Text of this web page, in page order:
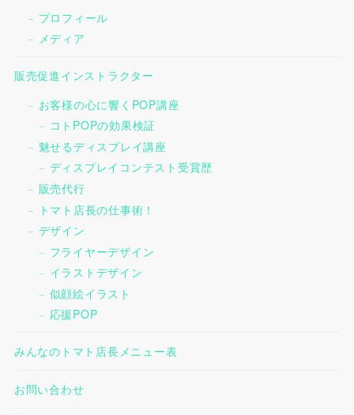
プロフィール
メディア
販売促進インストラクター
お客様の心に響くPOP講座
コトPOPの効果検証
魅せるディスプレイ講座
ディスプレイコンテスト受賞歴
販売代行
トマト店長の仕事術！
デザイン
フライヤーデザイン
イラストデザイン
似顔絵イラスト
応援POP
みんなのトマト店長メニュー表
お問い合わせ